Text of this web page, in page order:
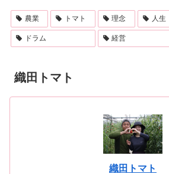
農業 トマト 理念 人生
ドラム 経営
織田トマト
織田トマト